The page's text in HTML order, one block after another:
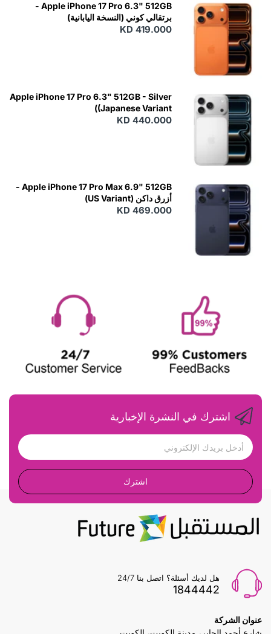
Apple iPhone 17 Pro 6.3" 512GB -
برتقالي كوني (النسخة اليابانية)
KD 419.000
Apple iPhone 17 Pro 6.3" 512GB - Silver
(Japanese Variant)
KD 440.000
Apple iPhone 17 Pro Max 6.9" 512GB -
أزرق داكن (US Variant)
KD 469.000
اشترك في النشرة الإخبارية
اشترك
هل لديك أسئلة؟ اتصل بنا 24/7
1844442
عنوان الشركة